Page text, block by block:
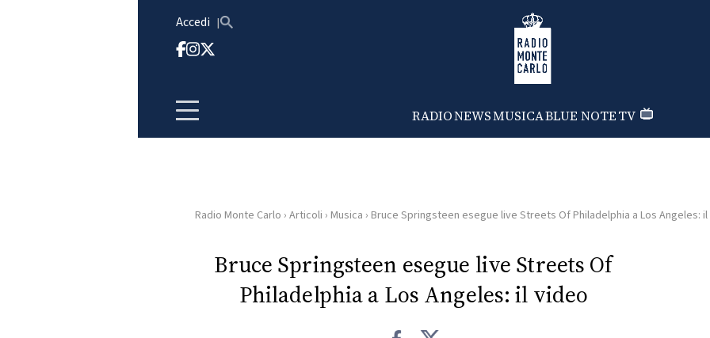
Accedi Radio Monte Carlo
RADIONEWSMUSICABLUE NOTETV
HOMERadio Monte Carlo › Articoli › Musica › Bruce Springsteen esegue live Streets Of Philadelphia a Los Angeles:
Bruce Springsteen esegue live Streets Of
Philadelphia a Los Angeles: il video